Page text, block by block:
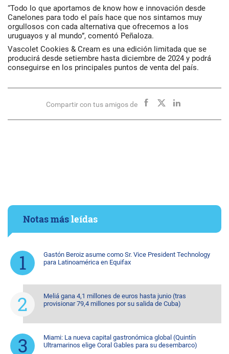
“Todo lo que aportamos de know how e innovación desde
Canelones para todo el país hace que nos sintamos muy
orgullosos con cada alternativa que ofrecemos a los
uruguayos y al mundo”, comentó Peñaloza.
Vascolet Cookies & Cream es una edición limitada que se
producirá desde setiembre hasta diciembre de 2024 y podrá
conseguirse en los principales puntos de venta del país.
Compartir con tus amigos de
Notas másleídas
Gastón Beroiz asume como Sr. Vice President Technology
para Latinoamérica en Equifax
Meliá gana 4,1 millones de euros hasta junio (tras
provisionar 79,4 millones por su salida de Cuba)
Miami: La nueva capital gastronómica global (Quintín
Ultramarinos elige Coral Gables para su desembarco)